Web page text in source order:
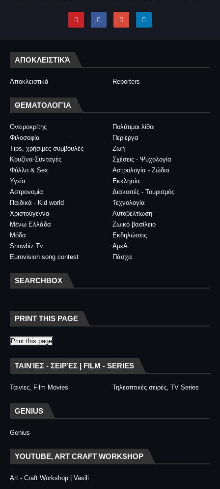
ΑΠΟΚΛΕΙΣΤΙΚΆ
Αποκλειστικά Reporters
ΘΕΜΑΤΟΛΟΓΊΑ
Ονειροκρίτης
Πολύτιμοι λίθοι
Φιλοσοφία
Περίεργα
Tips, χρήσιμες συμβουλές
Ζωή
Κουζίνα-Συνταγές
Σχέσεις - Ψυχολογία
Φύλλο & Sex
Αστρολογία - Ζώδια
Υγεία
Εκκλησία
Αστρονομία
Διακοπές - Τουρισμός
Παιδικά - Kid world
Τεχνολογία
Χριστούγεννα
Αυτοβελτίωση
Μένω Ελλάδα
Ζωικό βασίλειο
Μόδα
Εκδηλώσεις
Showbiz Tv
ΑμεΑ
Eurovision song contest
Πάσχα
SEARCHBOX
PRINT THIS PAGE
Print this page
ΤΑΙΝΊΕΣ - ΣΕΙΡΈΣ | FILM - SERIES
Ταινίες, Film Movies Τηλεοπτικές σειρές, TV Series
GENIUS
Genius
YOUTUBE, ART CRAFT WORKSHOP
Art - Craft Workshop | Vasili